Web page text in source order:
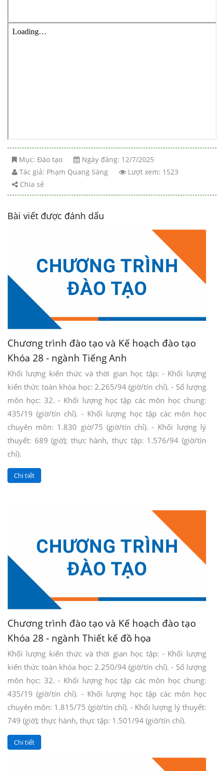
Mục: Đào tạo
Ngày đăng: 12/7/2025
Tác giả: Phạm Quang Sáng
Lượt xem: 1523
Chia sẻ
Bài viết được đánh dấu
Chương trình đào tạo và Kế hoạch đào tạo
Khóa 28 - ngành Tiếng Anh
Khối lượng kiến thức và thời gian học tập: - Khối lượng
kiến thức toàn khóa học: 2.265/94 (giờ/tín chỉ). - Số lượng
môn học: 32. - Khối lượng học tập các môn học chung:
435/19 (giờ/tín chỉ). - Khối lượng học tập các môn học
chuyên môn: 1.830 giờ/75 (giờ/tín chỉ). - Khối lượng lý
thuyết: 689 (giờ); thực hành, thực tập: 1.576/94 (giờ/tín
chỉ).
Chi tiết
Chương trình đào tạo và Kế hoạch đào tạo
Khóa 28 - ngành Thiết kế đồ họa
Khối lượng kiến thức và thời gian học tập: - Khối lượng
kiến thức toàn khóa học: 2.250/94 (giờ/tín chỉ). - Số lượng
môn học: 32. - Khối lượng học tập các môn học chung:
435/19 (giờ/tín chỉ). - Khối lượng học tập các môn học
chuyên môn: 1.815/75 (giờ/tín chỉ). - Khối lượng lý thuyết:
749 (giờ); thực hành, thực tập: 1.501/94 (giờ/tín chỉ).
Chi tiết